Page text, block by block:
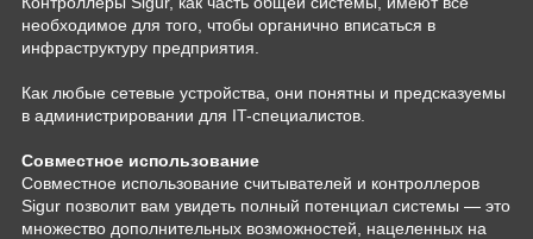
необходимое для того, чтобы органично вписаться в
инфраструктуру предприятия.
Как любые сетевые устройства, они понятны и предсказуемы
в администрировании для IT-специалистов.
Совместное использование
Совместное использование считывателей и контроллеров
Sigur позволит вам увидеть полный потенциал системы — это
множество дополнительных возможностей, нацеленных на